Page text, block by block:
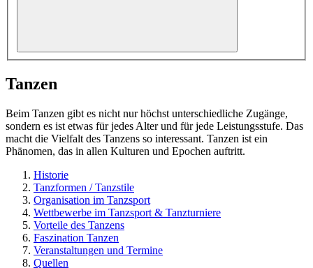
Tanzen
Beim Tanzen gibt es nicht nur höchst unterschiedliche Zugänge,
sondern es ist etwas für jedes Alter und für jede Leistungsstufe. Das
macht die Vielfalt des Tanzens so interessant. Tanzen ist ein
Phänomen, das in allen Kulturen und Epochen auftritt.
Historie
Tanzformen / Tanzstile
Organisation im Tanzsport
Wettbewerbe im Tanzsport & Tanzturniere
Vorteile des Tanzens
Faszination Tanzen
Veranstaltungen und Termine
Quellen